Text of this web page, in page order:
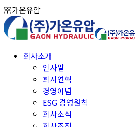
Skip
to
content
㈜가온유압
회사소개
인사말
회사연혁
경영이념
ESG 경영원칙
회사소식